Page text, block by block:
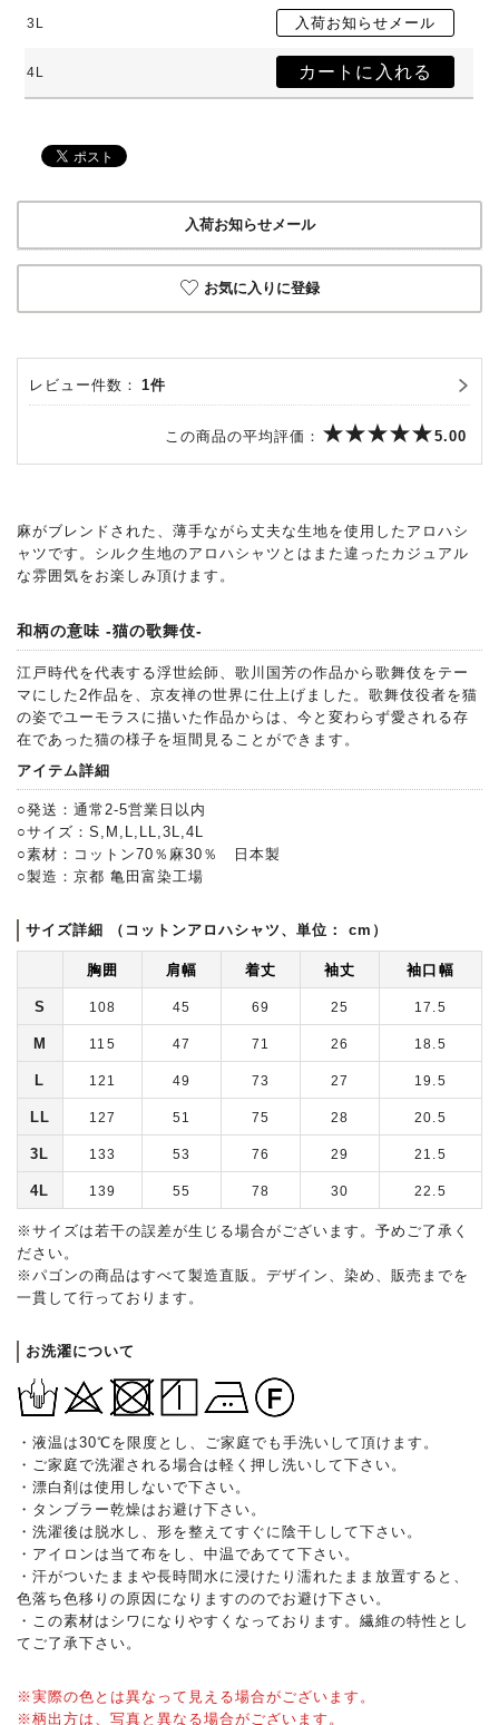
3L
4L
入荷お知らせメール
お気に入りに登録
レビュー件数： 1件
この商品の平均評価： 5.00
麻がブレンドされた、薄手ながら丈夫な生地を使用したアロハシ
ャツです。シルク生地のアロハシャツとはまた違ったカジュアル
な雰囲気をお楽しみ頂けます。
和柄の意味 -猫の歌舞伎-
江戸時代を代表する浮世絵師、歌川国芳の作品から歌舞伎をテー
マにした2作品を、京友禅の世界に仕上げました。歌舞伎役者を猫
の姿でユーモラスに描いた作品からは、今と変わらず愛される存
在であった猫の様子を垣間見ることができます。
アイテム詳細
○発送：通常2-5営業日以内
○サイズ：S,M,L,LL,3L,4L
○素材：コットン70％麻30％ 日本製
○製造：京都 亀田富染工場
サイズ詳細 （コットンアロハシャツ、単位： cm）
胸囲 肩幅 着丈 袖丈 袖口幅
S 108 45 69 25 17.5
M 115 47 71 26 18.5
L 121 49 73 27 19.5
LL 127 51 75 28 20.5
3L 133 53 76 29 21.5
4L 139 55 78 30 22.5
※サイズは若干の誤差が生じる場合がございます。予めご了承く
ださい。
※パゴンの商品はすべて製造直販。デザイン、染め、販売までを
一貫して行っております。
お洗濯について
・液温は30℃を限度とし、ご家庭でも手洗いして頂けます。
・ご家庭で洗濯される場合は軽く押し洗いして下さい。
・漂白剤は使用しないで下さい。
・タンブラー乾燥はお避け下さい。
・洗濯後は脱水し、形を整えてすぐに陰干しして下さい。
・アイロンは当て布をし、中温であてて下さい。
・汗がついたままや長時間水に浸けたり濡れたまま放置すると、
色落ち色移りの原因になりますののでお避け下さい。
・この素材はシワになりやすくなっております。繊維の特性とし
てご了承下さい。
※実際の色とは異なって見える場合がございます。
※柄出方は、写真と異なる場合がございます。